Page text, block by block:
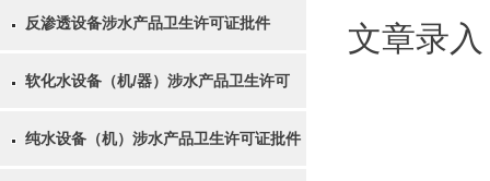
反渗透设备涉水产品卫生许可证批件
软化水设备（机/器）涉水产品卫生许可
纯水设备（机）涉水产品卫生许可证批件
文章录